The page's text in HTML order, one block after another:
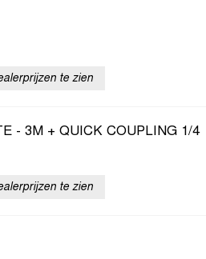
te zien
- 3M + QUICK COUPLING 1/4
te zien